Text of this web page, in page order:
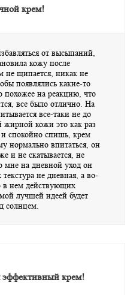
крем!
от высыпаний,
кожу после
не щипается, никак не
появлялись какие-то
похожее на реакцию, что
все было отлично. На
все-таки не до
жирной кожи это как раз
и спокойно спишь, крем
нормально впитаться, он
и не скатывается, не
мне на дневной уход он
не дневная, а во-
в нем действующих
лучшей идеей будет
солнцем.
крем!